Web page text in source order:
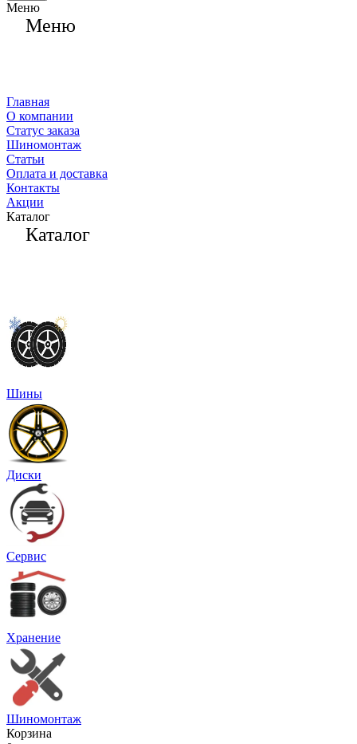
Меню
Меню
Главная
О компании
Статус заказа
Шиномонтаж
Статьи
Оплата и доставка
Контакты
Акции
Каталог
Каталог
Шины
Диски
Сервис
Хранение
Шиномонтаж
Корзина